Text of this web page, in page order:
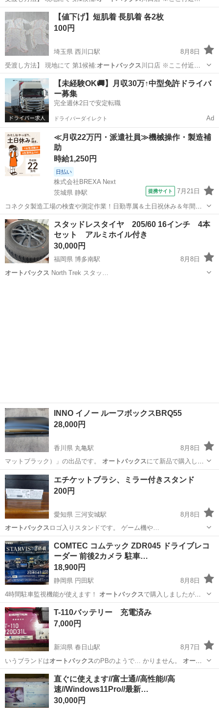
宅になりますの…
埼玉 川口市 西川口駅 ベビー用品
【値下げ】短肌着 長肌着 各2枚
100円
埼玉県 西川口駅
8月8日
受渡し方法】 現地にて 第1候補:オートバックス 川口店 ※ここ付近自
宅になりますの…
埼玉 川口市 西川口駅 ベビー用品 バラ
【未経験OK🚚】月収30万↑中型免許ドライバ
ー募集
完全週休2日で安定転職
ドライバーダイレクト Ad
≪月収22万円・派遣社員≫機械操作・製造補
助
時給1,250円
日払い
株式会社BREXA Next
茨城県 静駅
提携サイト 7月21日
コネクタ製造工場の検査や測定作業！日勤専属＆土日祝休み＆年間休
日128日★クリーンルーム内作業★マイカー通勤OK＆無料駐車場あり
★就業先食堂利用可！日払い制度あり！《茨城県常陸大宮市》 人気の
工場のお仕事 ◇コネクタ製造工...
茨城 常陸大宮市 静駅 その他
スタッドレスタイヤ 205/60 16インチ 4本
セット アルミホイル付き
30,000円
福岡県 博多南駅
8月8日
オートバックス
North Trek スタッ…
INNO イノー ルーフボックスBRQ55
28,000円
香川県 丸亀駅
8月8日
マットブラック）」の出品です。 オートバックスにて新品で購入しま
した。キャンプで…
香川 丸亀市 外装、車外用品 BRQ
エチケットブラシ、ミラー付きスタンド
200円
愛知県 三河安城駅
8月8日
オートバックス ロゴ入りスタンドです。 ゲーム機や…
愛知 安城市 おもちゃ
COMTEC コムテック ZDR045 ドライブレコ
ーダー 前後2カメラ 駐車…
18,900円
静岡県 円田駅
8月8日
4時間駐車監視機能が使えます！ オートバックスで購入しましたが、
バックミラー型の…
静岡 周智郡 セキュリティ用品
T-110バッテリー 充電済み
7,000円
新潟県 春日山駅
8月7日
いうブランドはオートバックスのPBのようで… かりません。 オート
バックス通販で4780…
新潟 上越市 春日山駅 パーツ
直ぐに使えます//富士通//高性能//高
速//Windows11Pro//最新…
30,000円